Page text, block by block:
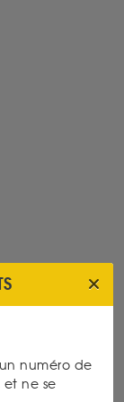
numéro de
ne se